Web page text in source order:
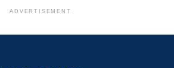
ADVERTISEMENT